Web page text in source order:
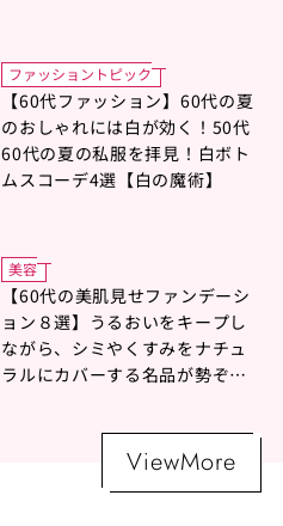
ファッショントピック
【60代ファッション】60代の夏
のおしゃれには白が効く！50代
60代の夏の私服を拝見！白ボト
ムスコーデ4選【白の魔術】
美容
【60代の美肌見せファンデーシ
ョン８選】うるおいをキープし
ながら、シミやくすみをナチュ
ラルにカバーする名品が勢ぞろ
ViewMore